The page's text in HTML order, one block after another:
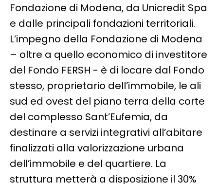
Fondazione di Modena, da Unicredit Spa
e dalle principali fondazioni territoriali.
L’impegno della Fondazione di Modena
– oltre a quello economico di investitore
del Fondo FERSH - è di locare dal Fondo
stesso, proprietario dell’immobile, le ali
sud ed ovest del piano terra della corte
del complesso Sant’Eufemia, da
destinare a servizi integrativi all’abitare
finalizzati alla valorizzazione urbana
dell’immobile e del quartiere. La
struttura metterà a disposizione il 30%